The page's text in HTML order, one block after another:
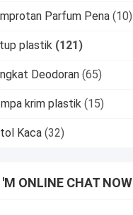
Parfum Pena (10)
plastik (121)
Deodoran (65)
krim plastik (15)
Kaca (32)
'M ONLINE CHAT NOW